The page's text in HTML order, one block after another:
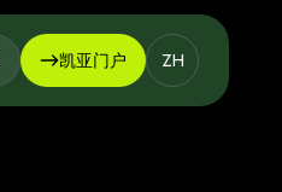
凯亚门户 ZH